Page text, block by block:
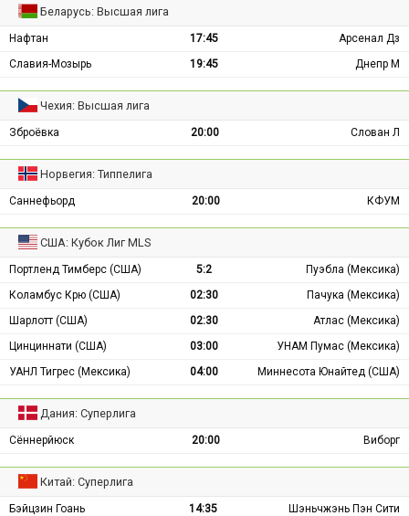
Беларусь: Высшая лига
Нафтан 17:45
Арсенал Дз
Славия-Мозырь
19:45 Днепр М
Чехия: Высшая лига
Зброёвка 20:00 Слован Л
Норвегия: Типпелига
Саннефьорд 20:00 КФУМ
США: Кубок Лиг MLS
Портленд Тимберс (США) 5:2
Пуэбла (Мексика)
Коламбус Крю (США)
02:30
Пачука (Мексика)
Шарлотт (США)
02:30
Атлас (Мексика)
Цинциннати (США)
03:00
УНАМ Пумас (Мексика)
УАНЛ Тигрес (Мексика)
04:00 Миннесота Юнайтед (США)
Дания: Суперлига
Сённерйюск 20:00 Виборг
Китай: Суперлига
Бэйцзин Гоань 14:35 Шэньчжэнь Пэн Сити